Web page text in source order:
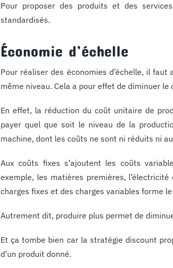
Pour proposer des produits et des
standardisés.
Économie d’échelle
Pour réaliser des économies d’échelle, il
même niveau. Cela a pour effet de diminuer
En effet, la réduction du coût unitaire de
payer quel que soit le niveau de la
machine, dont les coûts ne sont ni réduits ni
Aux coûts fixes s’ajoutent les coûts
exemple, les matières premières,
charges fixes et des charges variables forme
Autrement dit, produire plus permet de
Et ça tombe bien car la stratégie discount
d’un produit donné.